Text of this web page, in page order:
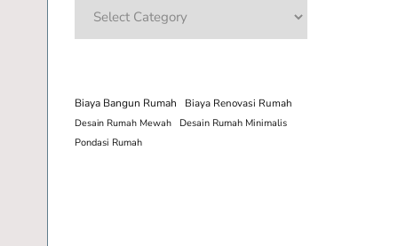
Biaya Bangun Rumah Biaya Renovasi Rumah
Desain Rumah Mewah
Desain Rumah Minimalis
Pondasi Rumah